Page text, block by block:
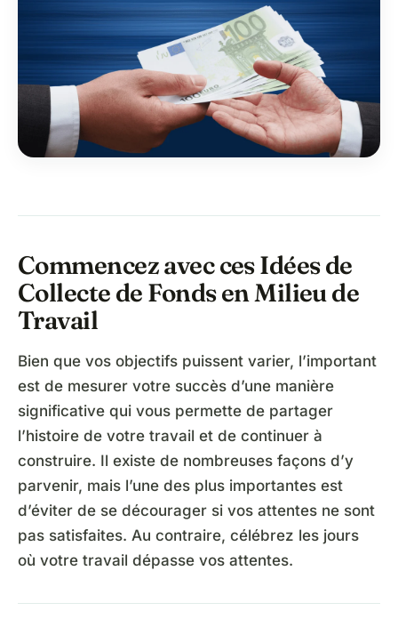
Commencez avec ces Idées de
Collecte de Fonds en Milieu de
Travail
Bien que vos objectifs puissent varier, l’important
est de mesurer votre succès d’une manière
significative qui vous permette de partager
l’histoire de votre travail et de continuer à
construire. Il existe de nombreuses façons d’y
parvenir, mais l’une des plus importantes est
d’éviter de se décourager si vos attentes ne sont
pas satisfaites. Au contraire, célébrez les jours
où votre travail dépasse vos attentes.